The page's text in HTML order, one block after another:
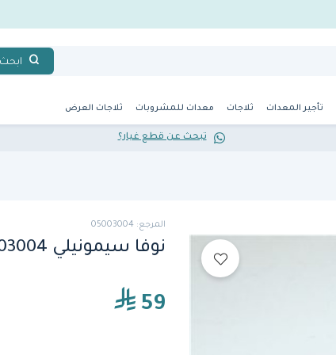
ابحث
تأجير المعدات ثلاجات معدات للمشروبات ثلاجات العرض
تبحث عن قطع غيار؟
المرجع: 05003004
نوفا سيمونيلي 05003004 طوق حاوية القهوة
59